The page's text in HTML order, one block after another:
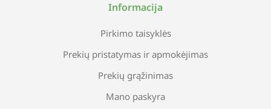
Informacija
Pirkimo taisyklės
Prekių pristatymas ir apmokėjimas
Prekių grąžinimas
Mano paskyra